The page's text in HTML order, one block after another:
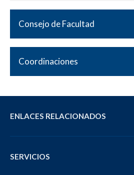
Consejo de Facultad
Coordinaciones
ENLACES RELACIONADOS
SERVICIOS